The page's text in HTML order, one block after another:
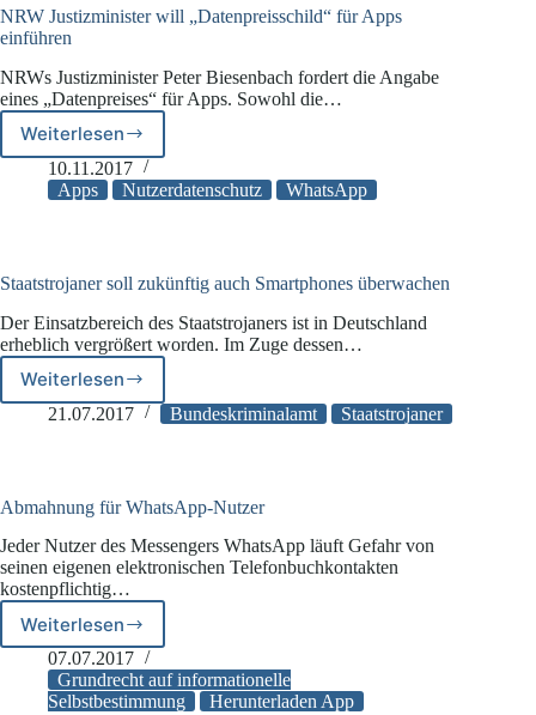
NRW Justizminister will „Datenpreisschild“ für Apps
einführen
NRWs Justizminister Peter Biesenbach fordert die Angabe
eines „Datenpreises“ für Apps. Sowohl die…
Weiterlesen
NRW
Justizminister
will
einführen
10.11.2017
Apps
Nutzerdatenschutz WhatsApp
Staatstrojaner soll zukünftig auch Smartphones überwachen
Der Einsatzbereich des Staatstrojaners ist in Deutschland
erheblich vergrößert worden. Im Zuge dessen…
WeiterlesenStaatstrojaner
soll
überwachen
21.07.2017 Bundeskriminalamt Staatstrojaner
Abmahnung für WhatsApp-Nutzer
Jeder Nutzer des Messengers WhatsApp läuft Gefahr von
seinen eigenen elektronischen Telefonbuchkontakten
kostenpflichtig…
WeiterlesenAbmahnung
für
WhatsApp-
Nutzer
07.07.2017
Grundrecht auf informationelle
Selbstbestimmung
Herunterladen App